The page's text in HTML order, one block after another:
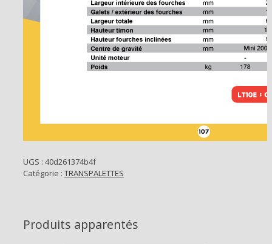
UGS : 40d261374b4f
Catégorie : TRANSPALETTES
Produits apparentés